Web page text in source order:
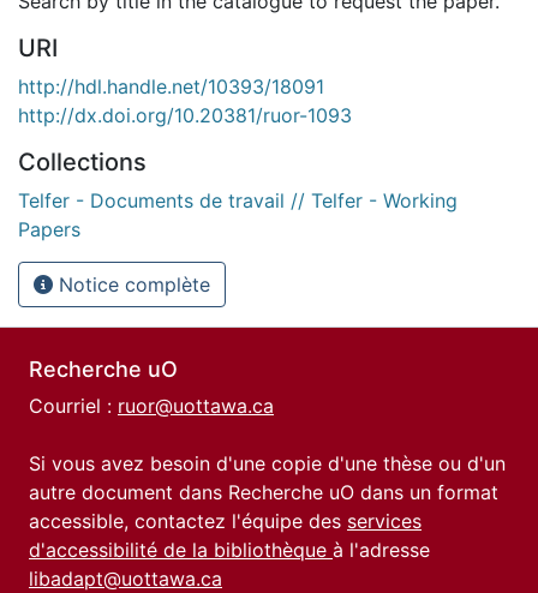
URI
http://hdl.handle.net/10393/18091
http://dx.doi.org/10.20381/ruor-1093
Collections
Telfer - Documents de travail // Telfer - Working
Papers
Notice complète
Recherche uO
Courriel : ruor@uottawa.ca
Si vous avez besoin d'une copie d'une thèse ou d'un
autre document dans Recherche uO dans un format
accessible, contactez l'équipe des services
d'accessibilité de la bibliothèque à l'adresse
libadapt@uottawa.ca